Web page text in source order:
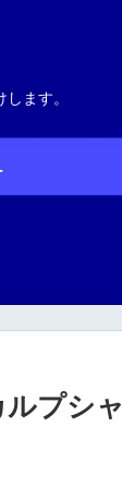
ます。
プシャ